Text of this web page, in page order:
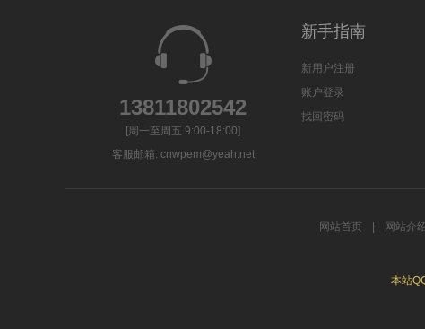
13811802542
[周一至周五 9:00-18:00]
客服邮箱: cnwpem@yeah.net
新手指南
新用户注册
账户登录
找回密码
网站首页 网站介
本站